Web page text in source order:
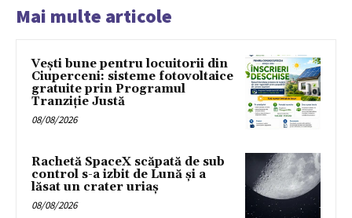
Mai multe articole
Vești bune pentru locuitorii din
Ciuperceni: sisteme fotovoltaice
gratuite prin Programul
Tranziție Justă
08/08/2026
Rachetă SpaceX scăpată de sub
control s-a izbit de Lună și a
lăsat un crater uriaș
08/08/2026